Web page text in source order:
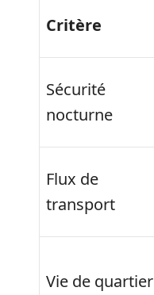
Critère
Sécurité
nocturne
Flux de
transport
Vie de quartier